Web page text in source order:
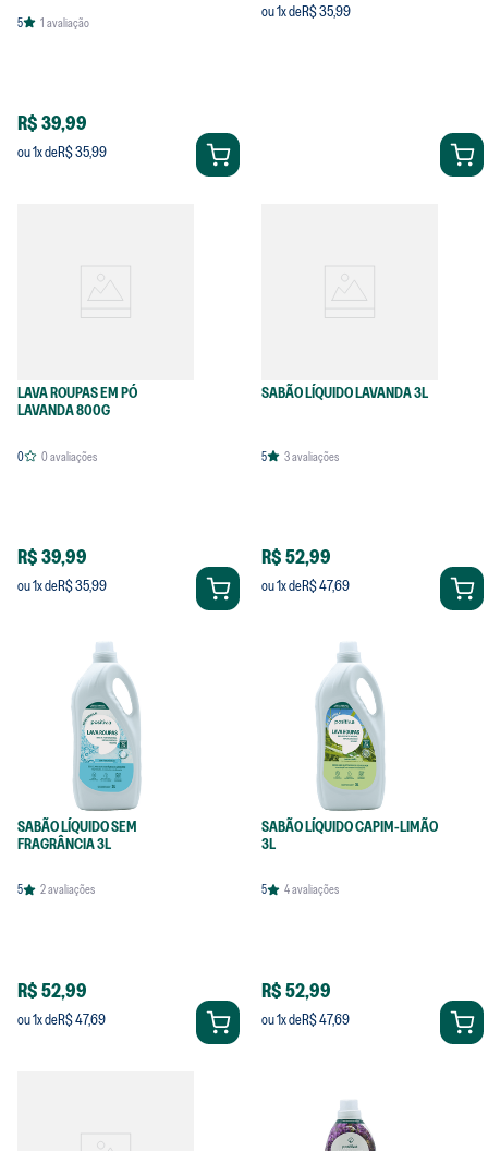
5 1 avaliação
R$ 39,99
ou1x deR$ 35,99
ou1x deR$ 35,99
LAVA ROUPAS EM PÓ
LAVANDA 800G
0 0avaliações
R$ 39,99
ou1x deR$ 35,99
SABÃO LÍQUIDO LAVANDA 3L
5 3avaliações
R$ 52,99
ou1x deR$ 47,69
SABÃO LÍQUIDO SEM
FRAGRÂNCIA 3L
5 2avaliações
R$ 52,99
ou1x deR$ 47,69
SABÃO LÍQUIDO CAPIM-LIMÃO
3L
5 4avaliações
R$ 52,99
ou1x deR$ 47,69